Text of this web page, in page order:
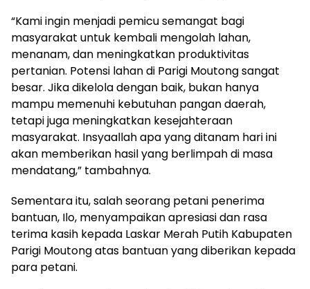
“Kami ingin menjadi pemicu semangat bagi
masyarakat untuk kembali mengolah lahan,
menanam, dan meningkatkan produktivitas
pertanian. Potensi lahan di Parigi Moutong sangat
besar. Jika dikelola dengan baik, bukan hanya
mampu memenuhi kebutuhan pangan daerah,
tetapi juga meningkatkan kesejahteraan
masyarakat. Insyaallah apa yang ditanam hari ini
akan memberikan hasil yang berlimpah di masa
mendatang,” tambahnya.
Sementara itu, salah seorang petani penerima
bantuan, Ilo, menyampaikan apresiasi dan rasa
terima kasih kepada Laskar Merah Putih Kabupaten
Parigi Moutong atas bantuan yang diberikan kepada
para petani.